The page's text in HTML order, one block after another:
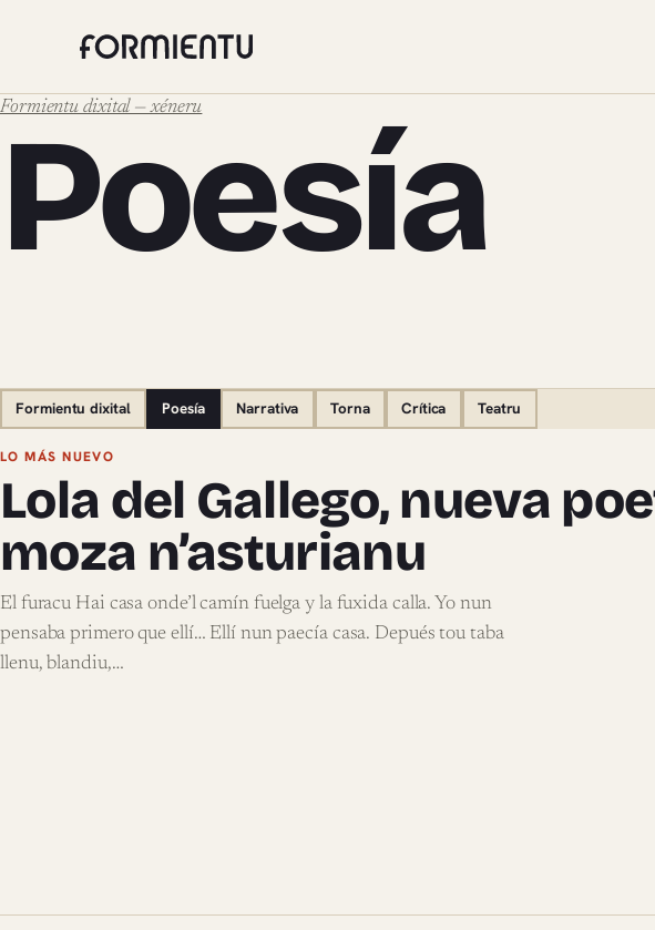
Formientu dixital — xéneru
Poesía
Formientu dixital Poesía Narrativa Torna Crítica Teatru
Pieces de Poesía
LO MÁS NUEVO
Lola del Gallego, nueva
moza n’asturianu
El furacu Hai casa onde’l camín fuelga y la fuxida calla. Yo nun
pensaba primero que ellí… Ellí nun paecía casa. Depués tou taba
llenu, blandiu,…